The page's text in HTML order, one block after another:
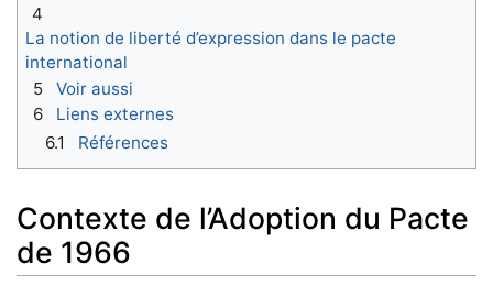
4
La notion de liberté d’expression dans le pacte
international
5
Voir aussi
6
Liens externes
6.1
Références
Contexte de l’Adoption du Pacte
de 1966